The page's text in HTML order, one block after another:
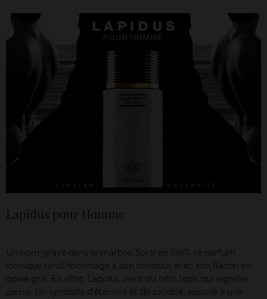
Lapidus pour Homme
Un nom gravé dans le marbre. Sorti en 1987, ce parfum
iconique rend hommage à son créateur avec son flacon en
opale gris. En effet, Lapidus vient du latin lapis qui signifie
pierre. Un symbole d’éternité et de solidité, associé à une